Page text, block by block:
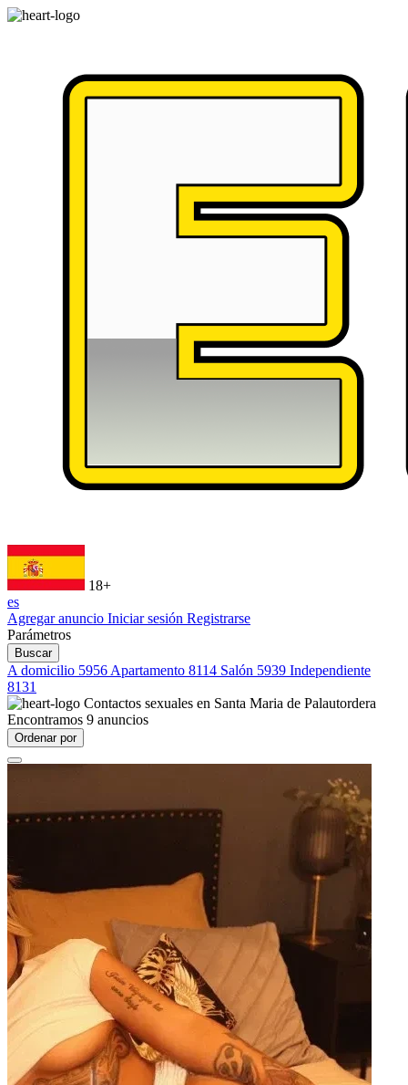
18+
es
Agregar anuncio Iniciar sesión Registrarse
Parámetros
Buscar
A domicilio 5956 Apartamento 8114 Salón 5939 Independiente
8131
Contactos sexuales en Santa Maria de Palautordera
Encontramos 9 anuncios
Ordenar por